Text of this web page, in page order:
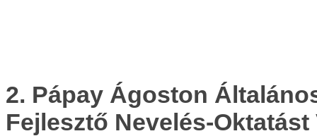
2. Pápay Ágoston
Fejlesztő Nevelés-